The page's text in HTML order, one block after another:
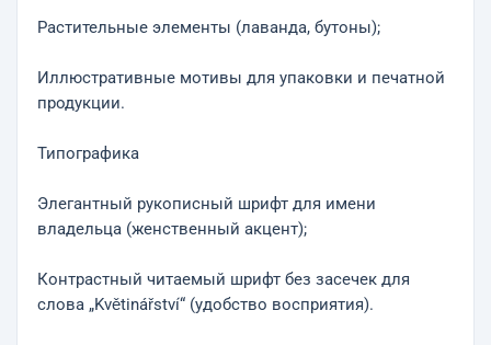
Растительные элементы (лаванда, бутоны);
Иллюстративные мотивы для упаковки и печатной
продукции.
Типографика
Элегантный рукописный шрифт для имени
владельца (женственный акцент);
Контрастный читаемый шрифт без засечек для
слова „Květinářství“ (удобство восприятия).